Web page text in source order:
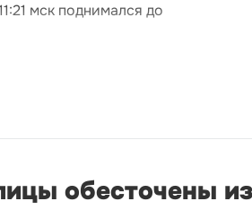
мск поднимался до
обесточены